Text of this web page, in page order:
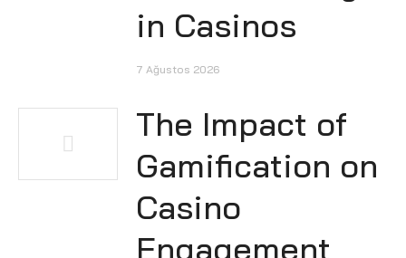
in Casinos
7 Ağustos 2026
The Impact of
Gamification on
Casino
Engagement